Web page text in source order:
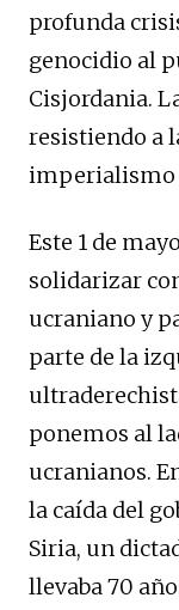
profunda
genocidio al
Cisjordania.
resistiendo a
imperialismo
Este 1 de
solidarizar
ucraniano y
parte de la
ponemos al
ucranianos.
la caída del
Siria, un
llevaba 70